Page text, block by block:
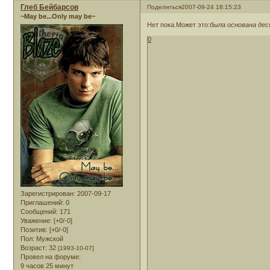
Поделиться2007-09-24 18:15:23
Глеб Бейбарсов
~May be...Only may be~
Зарегистрирован: 2007-09-17
Приглашений: 0
Сообщений: 171
Уважение: [+0/-0]
Позитив: [+0/-0]
Пол: Мужской
Возраст: 32 [1993-10-07]
Провел на форуме:
9 часов 25 минут
Нет пока.Может это:была основана
0